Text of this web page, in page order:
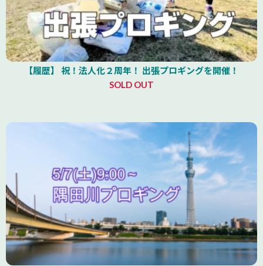
【履歴】 祝！法人化２周年！ 出張プロギングを開催！
SOLD OUT